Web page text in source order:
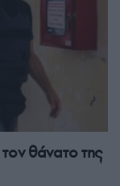
θάνατο της